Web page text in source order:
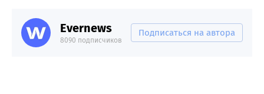
Evernews
8090 подписчиков
Подписаться на автора